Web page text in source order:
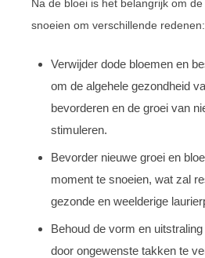
Na de bloei is het belangrijk om
snoeien om verschillende redenen:
Verwijder dode bloemen en
om de algehele gezondheid
bevorderen en de groei van
stimuleren.
Bevorder nieuwe groei en
moment te snoeien, wat zal
gezonde en weelderige
Behoud de vorm en
door ongewenste takken te